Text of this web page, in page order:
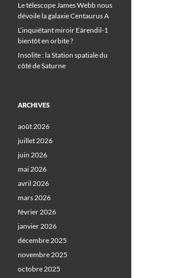
Le télescope James Webb nous
dévoile la galaxie Centaurus A
L’inquiétant miroir Eärendil-1
bientôt en orbite ?
Insolite : la Station spatiale du
côté de Saturne
ARCHIVES
août 2026
juillet 2026
juin 2026
mai 2026
avril 2026
mars 2026
février 2026
janvier 2026
décembre 2025
novembre 2025
octobre 2025